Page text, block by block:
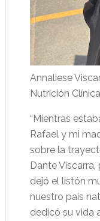
Annaliese
Nutrición Clínica
“Mientras
Rafael y mi
sobre la
Dante Viscarra,
dejó el listón
nuestro país
dedicó su vida